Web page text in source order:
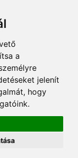
a
jelenít
hogy